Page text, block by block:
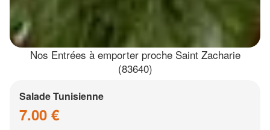
Nos Entrées à emporter proche Saint Zacharie
(83640)
Salade Tunisienne
7.00 €